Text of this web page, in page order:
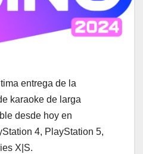
entrega de la
karaoke de larga
desde hoy en
4, PlayStation 5,
X|S.